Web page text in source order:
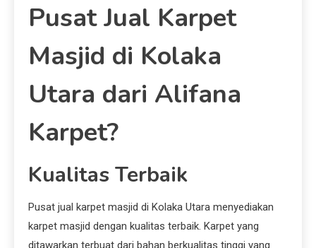
Pusat Jual Karpet
Masjid di Kolaka
Utara dari Alifana
Karpet?
Kualitas Terbaik
Pusat jual karpet masjid di Kolaka Utara menyediakan
karpet masjid dengan kualitas terbaik. Karpet yang
ditawarkan terbuat dari bahan berkualitas tinggi yang